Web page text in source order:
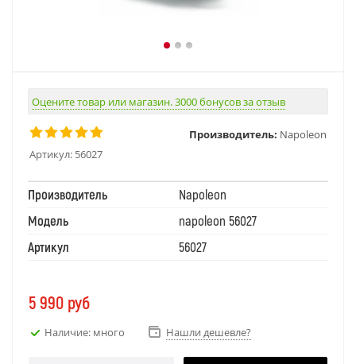
Оцените товар или магазин. 3000 бонусов за отзыв
Артикул: 56027
Производитель: Napoleon
Производитель
Napoleon
Модель
napoleon 56027
Артикул
56027
5 990 руб
Наличие: много Нашли дешевле?